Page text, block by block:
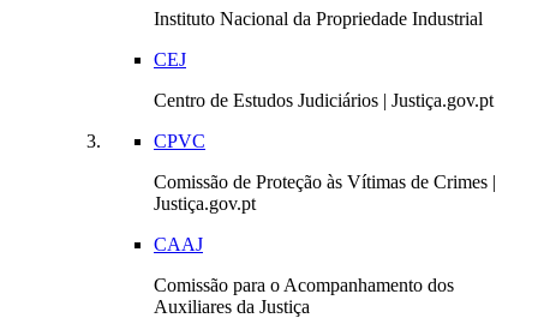
Instituto Nacional da Propriedade Industrial
CEJ
Centro de Estudos Judiciários | Justiça.gov.pt
CPVC
Comissão de Proteção às Vítimas de Crimes |
Justiça.gov.pt
CAAJ
Comissão para o Acompanhamento dos
Auxiliares da Justiça